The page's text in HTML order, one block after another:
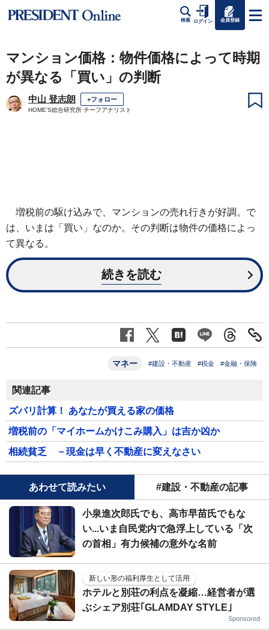
検索 ログイン 会員登録
マンション価格：物件価格によって時期
が異なる「買い」の判断
中山 登志朗 +フォロー
HOME’S総合研究所 チーフアナリスト
増税前の駆け込みで、マンションの売れ行きが好調。で
は、いまは「買い」なのか。その判断は物件の価格によっ
て異なる。
続きを読む
マネー #建設・不動産 #税金 #金融・保険
関連記事
ズバリ計算！ あなたが買える家の価格
増税前の「マイホームかけこみ購入」は吉か凶か
相続貧乏 －現金は早く不動産に変えなさい
あわせて読みたい #建設・不動産の記事
小泉進次郎氏でも、高市早苗氏でもな
い...いま自民党内で急浮上している「次
の首相」有力候補の意外な名前
新しい形の福利厚生として活用
ホテルと別荘の利点を凝縮…経営者が選
ぶシェア別荘｢GLAMDAY STYLE｣
Sponsored